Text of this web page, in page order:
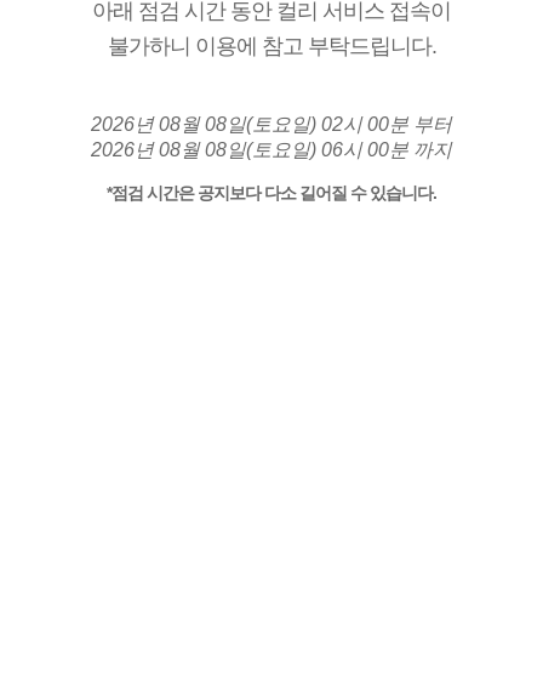
아래 점검 시간 동안 컬리 서비스 접속이
불가하니 이용에 참고 부탁드립니다.
2026년 08월 08일(토요일) 02시 00분 부터
2026년 08월 08일(토요일) 06시 00분 까지
*점검 시간은 공지보다 다소 길어질 수 있습니다.